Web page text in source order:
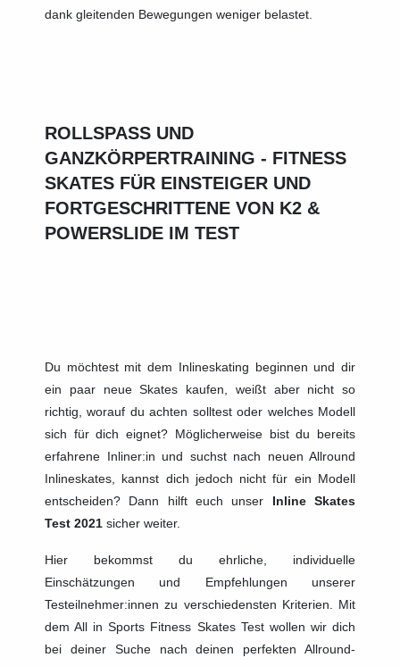
dank gleitenden Bewegungen weniger belastet.
ROLLSPASS UND G
ANZKÖRPERTRAINING - FITNESS S
KATES FÜR EINSTEIGER UND F
ORTGESCHRITTENE VON K2 & P
OWERSLIDE IM TEST
Du möchtest mit dem Inlineskating beginnen und dir
ein paar neue Skates kaufen, weißt aber nicht so
richtig, worauf du achten solltest oder welches Modell
sich für dich eignet? Möglicherweise bist du bereits
erfahrene Inliner:in und suchst nach neuen Allround
Inlineskates, kannst dich jedoch nicht für ein Modell
entscheiden? Dann hilft euch unser Inline Skates
Test 2021 sicher weiter.
Hier bekommst du ehrliche, individuelle
Einschätzungen und Empfehlungen unserer
Testeilnehmer:innen zu verschiedensten Kriterien. Mit
dem All in Sports Fitness Skates Test wollen wir dich
bei deiner Suche nach deinen perfekten Allround-